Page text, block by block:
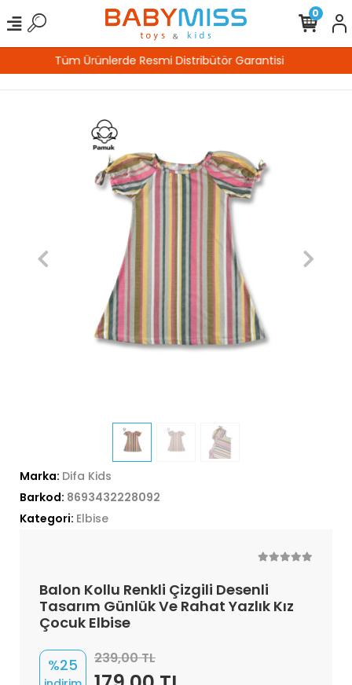
%100 Güvenli Alışveriş
0
Marka: Difa Kids
Barkod: 8693432228092
Kategori: Elbise
Balon Kollu Renkli Çizgili Desenli
Tasarım Günlük Ve Rahat Yazlık Kız
Çocuk Elbise
%25 239,00 TL